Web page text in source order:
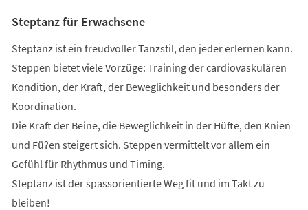
Steptanz für Erwachsene
Steptanz ist ein freudvoller Tanzstil, den jeder erlernen kann.
Steppen bietet viele Vorzüge: Training der cardiovaskulären
Kondition, der Kraft, der Beweglichkeit und besonders der
Koordination.
Die Kraft der Beine, die Beweglichkeit in der Hüfte, den Knien
und Fü?en steigert sich. Steppen vermittelt vor allem ein
Gefühl für Rhythmus und Timing.
Steptanz ist der spassorientierte Weg fit und im Takt zu
bleiben!